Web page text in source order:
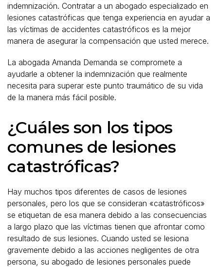
indemnización. Contratar a un abogado especializado en
lesiones catastróficas que tenga experiencia en ayudar a
las víctimas de accidentes catastróficos es la mejor
manera de asegurar la compensación que usted merece.
La abogada Amanda Demanda se compromete a
ayudarle a obtener la indemnización que realmente
necesita para superar este punto traumático de su vida
de la manera más fácil posible.
¿Cuáles son los tipos
comunes de lesiones
catastróficas?
Hay muchos tipos diferentes de casos de lesiones
personales, pero los que se consideran «catastróficos»
se etiquetan de esa manera debido a las consecuencias
a largo plazo que las víctimas tienen que afrontar como
resultado de sus lesiones. Cuando usted se lesiona
gravemente debido a las acciones negligentes de otra
persona, su abogado de lesiones personales puede